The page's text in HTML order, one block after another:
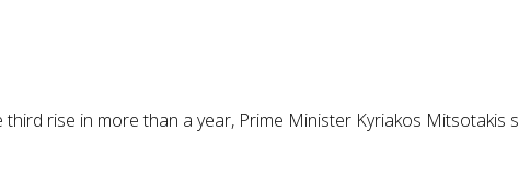
rise in more than a year, Prime Minister Kyriakos Mitsotakis